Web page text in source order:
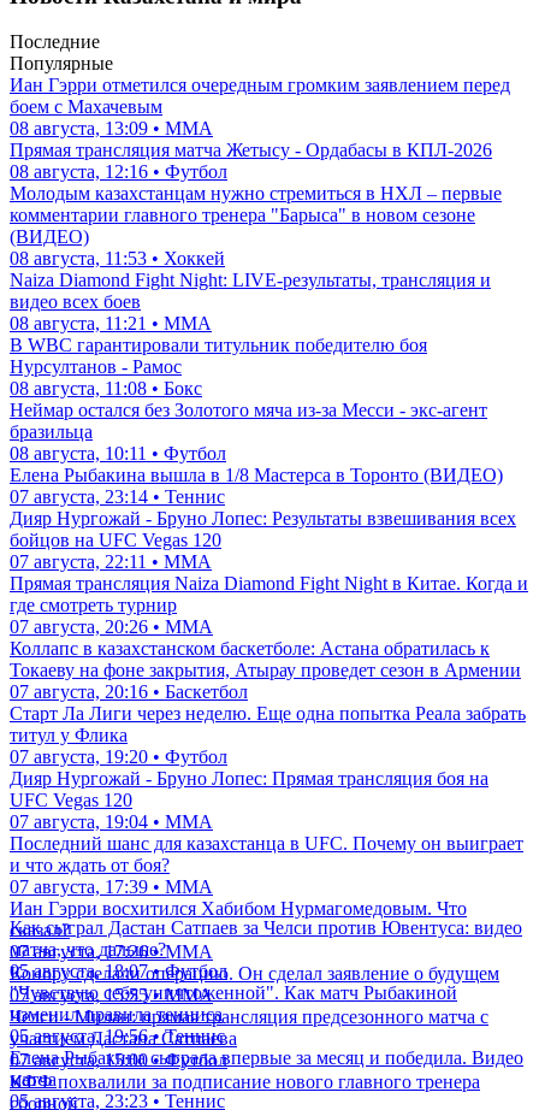
Последние
Популярные
Иан Гэрри отметился очередным громким заявлением перед
боем с Махачевым
08 августа, 13:09 • ММА
Прямая трансляция матча Жетысу - Ордабасы в КПЛ-2026
08 августа, 12:16 • Футбол
Молодым казахстанцам нужно стремиться в НХЛ – первые
комментарии главного тренера "Барыса" в новом сезоне
(ВИДЕО)
08 августа, 11:53 • Хоккей
Naiza Diamond Fight Night: LIVE-результаты, трансляция и
видео всех боев
08 августа, 11:21 • ММА
В WBC гарантировали титульник победителю боя
Нурсултанов - Рамос
08 августа, 11:08 • Бокс
Неймар остался без Золотого мяча из-за Месси - экс-агент
бразильца
08 августа, 10:11 • Футбол
Елена Рыбакина вышла в 1/8 Мастерса в Торонто (ВИДЕО)
07 августа, 23:14 • Теннис
Дияр Нургожай - Бруно Лопес: Результаты взвешивания всех
бойцов на UFC Vegas 120
07 августа, 22:11 • ММА
Прямая трансляция Naiza Diamond Fight Night в Китае. Когда и
где смотреть турнир
07 августа, 20:26 • ММА
Коллапс в казахстанском баскетболе: Астана обратилась к
Токаеву на фоне закрытия, Атырау проведет сезон в Армении
07 августа, 20:16 • Баскетбол
Старт Ла Лиги через неделю. Еще одна попытка Реала забрать
титул у Флика
07 августа, 19:20 • Футбол
Дияр Нургожай - Бруно Лопес: Прямая трансляция боя на
UFC Vegas 120
07 августа, 19:04 • ММА
Последний шанс для казахстанца в UFC. Почему он выиграет
и что ждать от боя?
07 августа, 17:39 • ММА
Иан Гэрри восхитился Хабибом Нурмагомедовым. Что
сказал?
07 августа, 17:26 • ММА
Конору сделали операцию. Он сделал заявление о будущем
07 августа, 15:55 • ММА
Челси - Милан: прямая трансляция предсезонного матча с
участием Дастана Сатпаева
07 августа, 15:00 • Футбол
КФФ похвалили за подписание нового главного тренера
сборной
Как сыграл Дастан Сатпаев за Челси против Ювентуса: видео
матча, что дальше?
05 августа, 18:07 • Футбол
"Чувствую себя уничтоженной". Как матч Рыбакиной
изменил правила тенниса
05 августа, 19:56 • Теннис
Елена Рыбакина сыграла впервые за месяц и победила. Видео
матча
05 августа, 23:23 • Теннис